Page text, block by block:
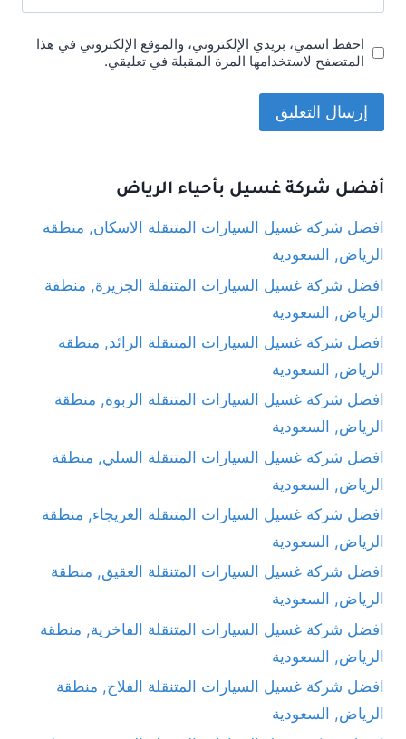
احفظ اسمي، بريدي الإلكتروني، والموقع الإلكتروني في هذا
المتصفح لاستخدامها المرة المقبلة في تعليقي.
أفضل شركة غسيل بأحياء الرياض
افضل شركة غسيل السيارات المتنقلة الاسكان, منطقة
الرياض, السعودية
افضل شركة غسيل السيارات المتنقلة الجزيرة, منطقة
الرياض, السعودية
افضل شركة غسيل السيارات المتنقلة الرائد, منطقة
الرياض, السعودية
افضل شركة غسيل السيارات المتنقلة الربوة, منطقة
الرياض, السعودية
افضل شركة غسيل السيارات المتنقلة السلي, منطقة
الرياض, السعودية
افضل شركة غسيل السيارات المتنقلة العريجاء, منطقة
الرياض, السعودية
افضل شركة غسيل السيارات المتنقلة العقيق, منطقة
الرياض, السعودية
افضل شركة غسيل السيارات المتنقلة الفاخرية, منطقة
الرياض, السعودية
افضل شركة غسيل السيارات المتنقلة الفلاح, منطقة
الرياض, السعودية